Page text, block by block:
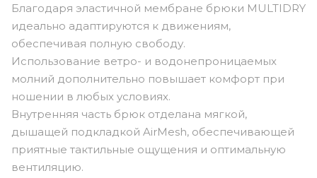
Благодаря эластичной мембране брюки MULTIDRY
идеально адаптируются к движениям,
обеспечивая полную свободу.
Использование ветро- и водонепроницаемых
молний дополнительно повышает комфорт при
ношении в любых условиях.
Внутренняя часть брюк отделана мягкой,
дышащей подкладкой AirMesh, обеспечивающей
приятные тактильные ощущения и оптимальную
вентиляцию.